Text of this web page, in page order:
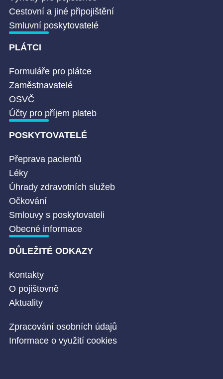
Cestovní a jiné připojištění
Smluvní poskytovatelé
PLÁTCI
Formuláře pro plátce
Zaměstnavatelé
OSVČ
Účty pro příjem plateb
POSKYTOVATELÉ
Přeprava pacientů
Léky
Úhrady zdravotních služeb
Očkování
Smlouvy s poskytovateli
Obecné informace
DŮLEŽITÉ ODKAZY
Kontakty
O pojištovně
Aktuality
Zpracování osobních údajů
Informace o využití cookies